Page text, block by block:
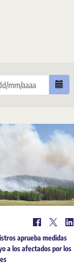
aprueba medidas
a los afectados por los